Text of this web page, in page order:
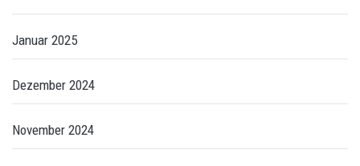
Januar 2025
Dezember 2024
November 2024